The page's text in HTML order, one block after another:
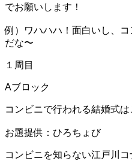
でお願いします！
例）ワハハハ！面白いし、
だな〜
１周目
Aブロック
コンビニで行われる結婚式
お題提供：ひろちょび
コンビニを知らない江戸川コ